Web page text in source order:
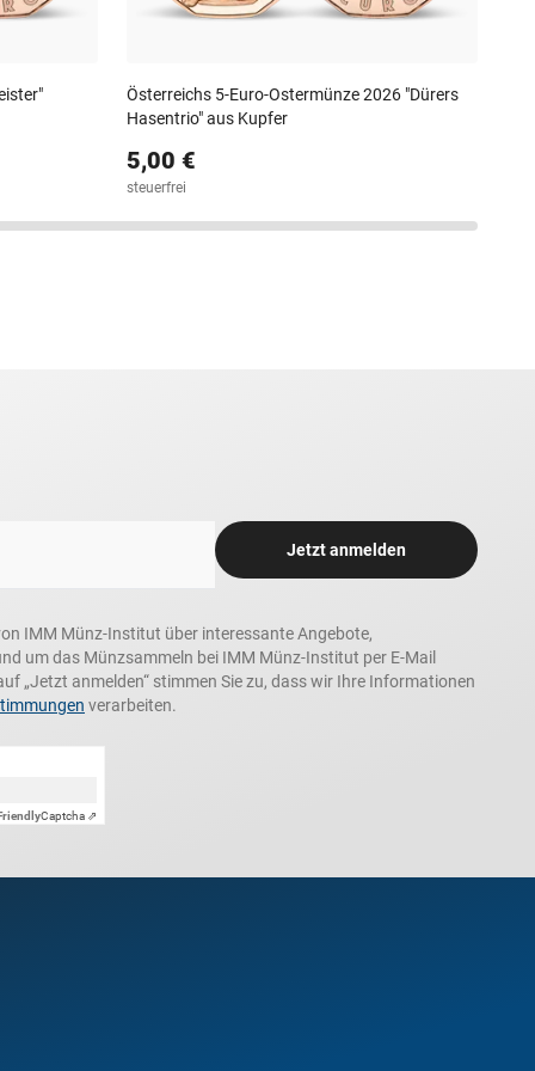
Österreichs 5-Euro-Ostermünze 2026 "Dürers
Hasentrio" aus Kupfer
5,00 €
steuerfrei
Jetzt anmelden
IMM Münz-Institut über interessante Angebote,
um das Münzsammeln bei IMM Münz-Institut per E-Mail
„Jetzt anmelden“ stimmen Sie zu, dass wir Ihre Informationen
verarbeiten.
Captcha ⇗